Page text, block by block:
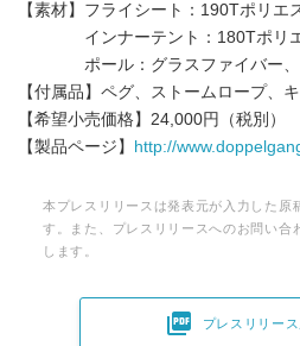
【素材】フライシート：190Tポリエ
インナーテント：180Tポリエ
ポール：グラスファイバー、
【付属品】ペグ、ストームロープ、
【希望小売価格】24,000円（税別）
【製品ページ】
http://
本プレスリリースは発表元が入力した原
す。また、プレスリリースへのお問い合
します。
 プレスリリー